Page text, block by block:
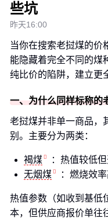
些坑
昨天16:00
当你在搜索老挝煤的价
能隐藏着完全不同的煤
纯比价的陷阱，建立更
一、为什么同样标称的
老挝煤并非单一商品，
别。主要分为两类：
褐煤
：热值较低
无烟煤
：燃烧效
热值参数（如收到基低
本，但供应商报价单往